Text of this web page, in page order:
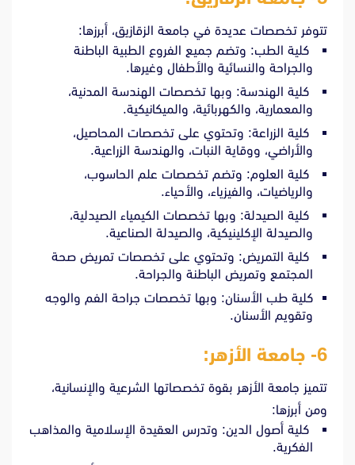
تتوفر تخصصات عديدة في جامعة الزقازيق، أبرزها:
كلية الطب: وتضم جميع الفروع الطبية الباطنة
والجراحة والنسائية والأطفال وغيرها.
كلية الهندسة: وبها تخصصات الهندسة المدنية،
والمعمارية، والكهربائية، والميكانيكية.
كلية الزراعة: وتحتوي على تخصصات المحاصيل،
والأراضي، ووقاية النبات، والهندسة الزراعية.
كلية العلوم: وتضم تخصصات علم الحاسوب،
والرياضيات، والفيزياء، والأحياء.
كلية الصيدلة: وبها تخصصات الكيمياء الصيدلية،
والصيدلة الإكلينيكية، والصيدلة الصناعية.
كلية التمريض: وتحتوي على تخصصات تمريض صحة
المجتمع وتمريض الباطنة والجراحة.
كلية طب الأسنان: وبها تخصصات جراحة الفم والوجه
وتقويم الأسنان.
6- جامعة الأزهر:
تتميز جامعة الأزهر بقوة تخصصاتها الشرعية والإنسانية،
ومن أبرزها:
كلية أصول الدين: وتدرس العقيدة الإسلامية والمذاهب
الفكرية.